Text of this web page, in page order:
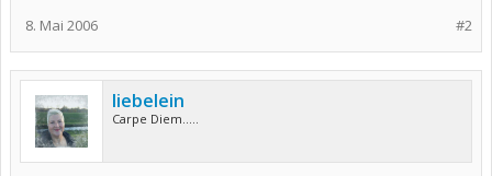
#2
8. Mai 2006
liebelein
Carpe Diem.....